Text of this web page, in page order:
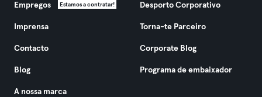
Empregos Estamos a contratar!
Imprensa
Contacto
Blog
A nossa marca
Desporto Corporativo
Torna-te Parceiro
Corporate Blog
Programa de embaixador